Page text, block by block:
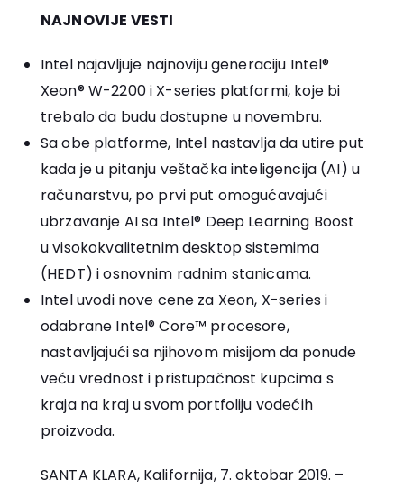
NAJNOVIJE VESTI
Intel najavljuje najnoviju generaciju Intel®
Xeon® W-2200 i X-series platformi, koje bi
trebalo da budu dostupne u novembru.
Sa obe platforme, Intel nastavlja da utire put
kada je u pitanju veštačka inteligencija (AI) u
računarstvu, po prvi put omogućavajući
ubrzavanje AI sa Intel® Deep Learning Boost
u visokokvalitetnim desktop sistemima
(HEDT) i osnovnim radnim stanicama.
Intel uvodi nove cene za Xeon, X-series i
odabrane Intel® Core™ procesore,
nastavljajući sa njihovom misijom da ponude
veću vrednost i pristupačnost kupcima s
kraja na kraj u svom portfoliju vodećih
proizvoda.
SANTA KLARA, Kalifornija, 7. oktobar 2019. –